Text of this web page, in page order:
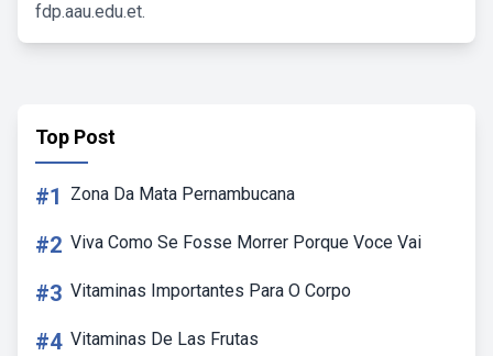
fdp.aau.edu.et.
Top Post
#1 Zona Da Mata Pernambucana
#2 Viva Como Se Fosse Morrer Porque Voce Vai
#3 Vitaminas Importantes Para O Corpo
#4 Vitaminas De Las Frutas